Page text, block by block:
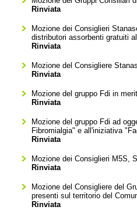
Rinviata
Mozione dei Consiglieri
distributori assorbenti gratuiti
Rinviata
Mozione del Consigliere
Rinviata
Mozione del gruppo Fdi in
Rinviata
Mozione del gruppo Fdi ad
Fibromialgia" e all'iniziativa
Rinviata
Mozione dei Consiglieri M5S,
Rinviata
Mozione del Consigliere del
presenti sul territorio del
Rinviata